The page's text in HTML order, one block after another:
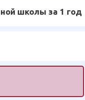
школы за 1 год